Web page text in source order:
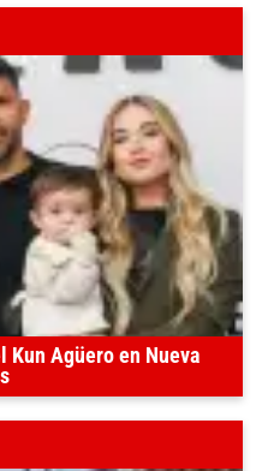
Kun Agüero en Nueva